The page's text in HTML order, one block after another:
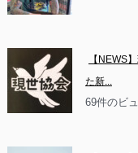
【NEWS
た新...
69件のビ